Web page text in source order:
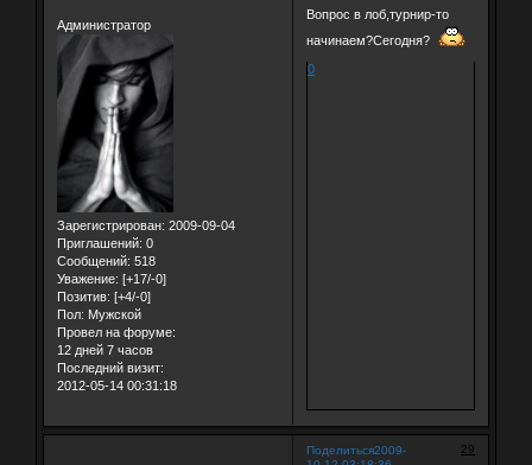
Администратор
Зарегистрирован: 2009-09-04
Приглашений: 0
Сообщений: 518
Уважение: [+17/-0]
Позитив: [+4/-0]
Пол: Мужской
Провел на форуме:
12 дней 7 часов
Последний визит:
2012-05-14 00:31:18
Вопрос в лоб,турнир-то
начинаем?Сегодня?
0
Поделиться 29
2009-